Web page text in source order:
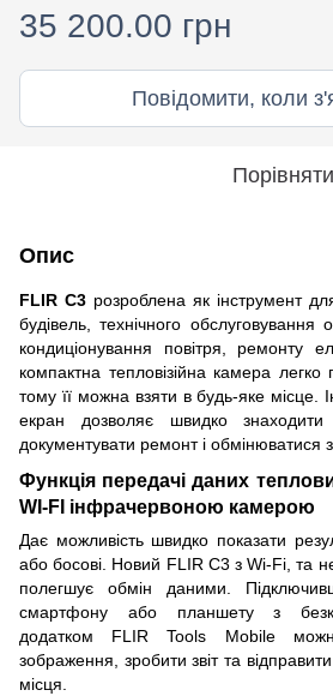
35 200.00 грн
Повідомити, коли
Порівняти
Опис
FLIR C3 розроблена як інструмент
будівель, технічного обслуговування
кондиціонування повітря, ремонту
компактна тепловізійна камера
тому її можна взяти в будь-яке місце.
екран дозволяє швидко знаходити
документувати ремонт і
Функція передачі даних
WI-FI інфрачервоною камерою
Дає можливість швидко показати
або босові. Новий FLIR C3 з Wi-Fi, та
полегшує обмін даними.
смартфону або планшету з
додатком FLIR Tools Mobile
зображення, зробити звіт та
місця.